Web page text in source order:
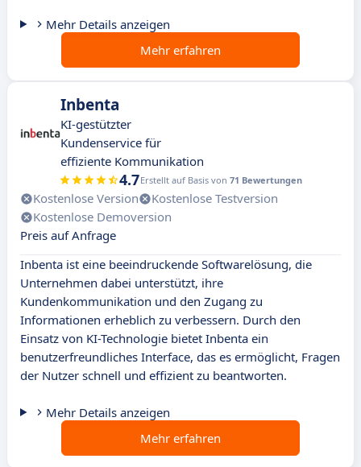
Mehr Details anzeigen
Mehr erfahren
Inbenta
KI-gestützter
Kundenservice für
effiziente Kommunikation
4.7Erstellt auf Basis von 71 Bewertungen
Kostenlose Version
Kostenlose Testversion
Kostenlose Demoversion
Preis auf Anfrage
Inbenta ist eine beeindruckende Softwarelösung, die
Unternehmen dabei unterstützt, ihre
Kundenkommunikation und den Zugang zu
Informationen erheblich zu verbessern. Durch den
Einsatz von KI-Technologie bietet Inbenta ein
benutzerfreundliches Interface, das es ermöglicht, Fragen
der Nutzer schnell und effizient zu beantworten.
Mehr Details anzeigen
Mehr erfahren